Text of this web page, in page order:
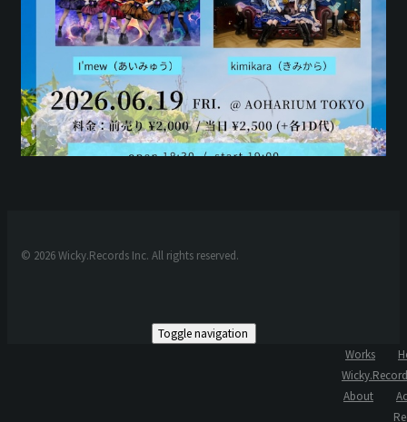
© 2026 Wicky.Records Inc. All rights reserved.
Toggle navigation
Works
About